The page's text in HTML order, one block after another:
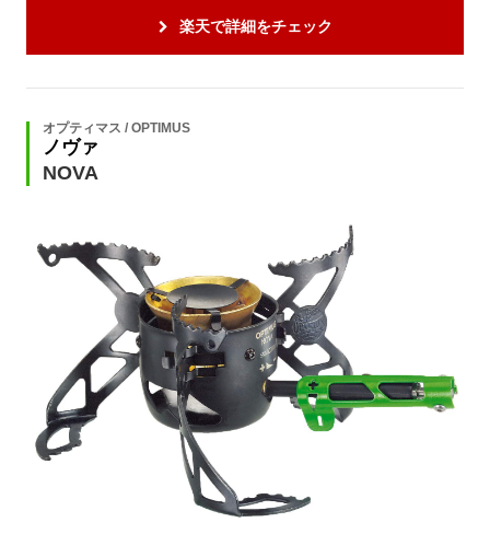
楽天で詳細をチェック
オプティマス / OPTIMUS
ノヴァ
NOVA